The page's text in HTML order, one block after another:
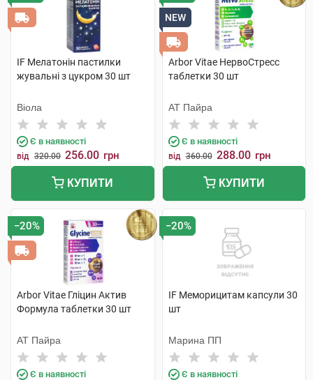
IF Мелатонін пастилки
жувальні з цукром 30 шт
Віола
Є в наявності
від 320.00 256.00 грн
КУПИТИ
NEW
Arbor Vitae НервоСтресс
таблетки 30 шт
АТ Пайра
Є в наявності
від 360.00 288.00 грн
КУПИТИ
−20%
Arbor Vitae Гліцин Актив
Формула таблетки 30 шт
АТ Пайра
Є в наявності
−20%
IF Меморицитам капсули 30
шт
Марина ПП
Є в наявності